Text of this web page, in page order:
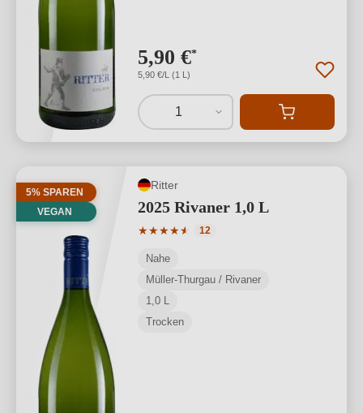
5,90 €*
5,90 €/L (1 L)
1
5% SPAREN
VEGAN
Ritter
2025 Rivaner 1,0 L
★★★★★
★
Durchschnittliche Bewertung von 4.92
12
Nahe
Müller-Thurgau / Rivaner
1,0 L
Trocken